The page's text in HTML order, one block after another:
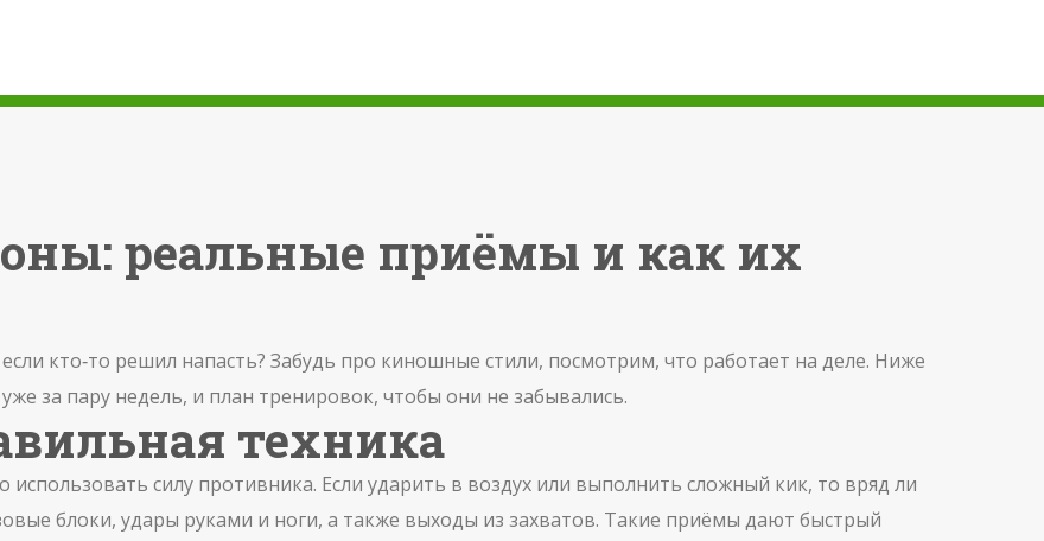
реальные приёмы и как их
кто‑то решил напасть? Забудь про киношные стили, посмотрим, что работает на деле. Ниже
за пару недель, и план тренировок, чтобы они не забывались.
техника
силу противника. Если ударить в воздух или выполнить сложный кик, то вряд ли
блоки, удары руками и ноги, а также выходы из захватов. Такие приёмы дают быстрый